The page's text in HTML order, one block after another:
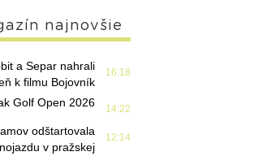
najnovšie
16:18
a Separ nahrali
k filmu Bojovník
14:22
Golf Open 2026
12:14
odštartovala
v pražskej